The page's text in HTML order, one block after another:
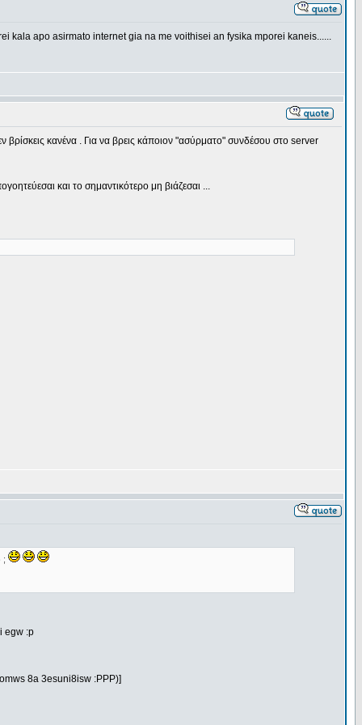
kala apo asirmato internet gia na me voithisei an fysika mporei kaneis......
κανένα . Για να βρεις κάποιον "ασύρματο" συνδέσου στο server
και το σημαντικότερο μη βιάζεσαι ...
;
egw :p
8a 3esuni8isw :PPP)]